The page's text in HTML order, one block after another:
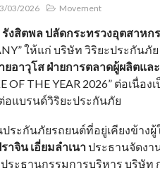
03/2026 Movement
งสิตพล ปลัดกระทรวงอุตสาหก
ให้แก่ บริษัท วิริยะประกันภั
ยอาวุโส ฝ่ายการตลาดผู้ผลิตแ
OF THE YEAR 2026” ต่อเ
แบรนด์วิริยะประกันภัย
ระกันภัยรถยนต์ที่อยู่เคียงข้าง
าจิน เอี่ยมลำเนาประธานจัดงา
ประธานกรรมการบริหาร บริษั